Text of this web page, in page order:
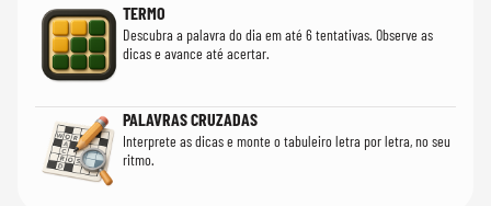
TERMO
Descubra a palavra do dia em até 6 tentativas. Observe as
dicas e avance até acertar.
PALAVRAS CRUZADAS
Interprete as dicas e monte o tabuleiro letra por letra, no seu
ritmo.